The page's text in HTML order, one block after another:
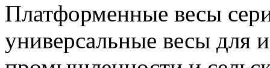
Платформенные весы
универсальные весы для